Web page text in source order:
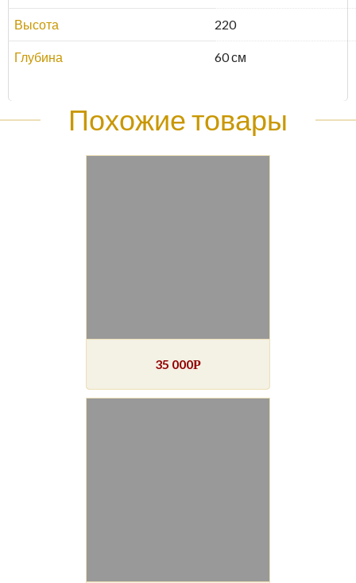
Высота 220
Глубина 60 см
Похожие товары
35 000Р